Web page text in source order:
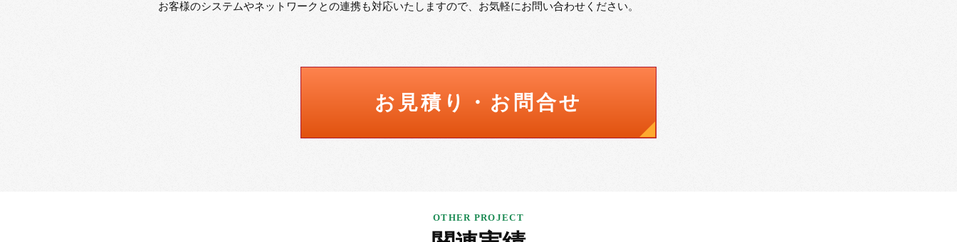
お客様のシステムやネットワークとの連携も対応いたしますので、お気軽にお問い合わせください。
お見積り・お問合せ